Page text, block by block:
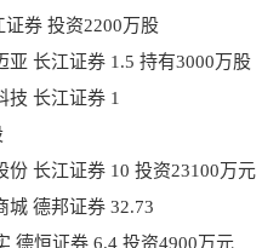
证券 投资2200万股
亚 长江证券 1.5 持有3000万股
技 长江证券 1
份 长江证券 10 投资23100万元
城 德邦证券 32.73
德恒证券 6.4 投资4900万元